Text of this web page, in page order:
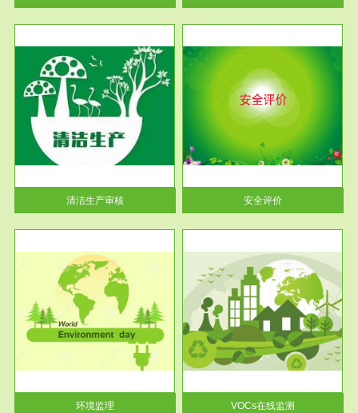
清洁生产审核
服务范围
安全评价
安全评价安全评价目的是查找、
分析和预测工程、系统、生产经
营活...
安全评价
环境监理
服务范围
VOCs在线监测
根据《重点区域大气污染防
治“十二五”规划》有机废气净化
率达...
VOCs在线监测